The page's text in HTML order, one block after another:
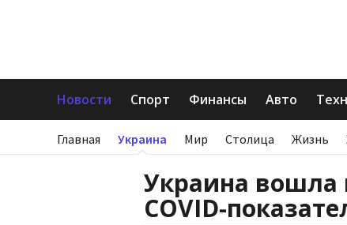
Новости Спорт Финансы Авто
Главная Украина Мир Столица Жизнь
Украина вошла
COVID-